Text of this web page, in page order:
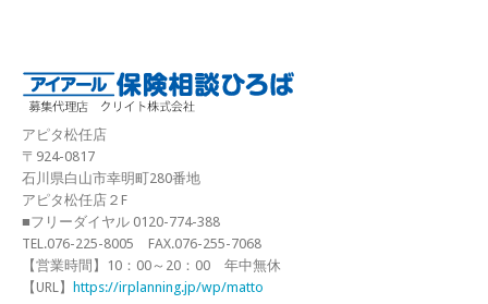
アピタ松任店
〒924-0817
石川県白山市幸明町280番地
アピタ松任店２F
■フリーダイヤル 0120-774-388
TEL.076-225-8005 FAX.076-255-7068
【営業時間】10：00～20：00 年中無休
【URL】 https://irplanning.jp/wp/matto